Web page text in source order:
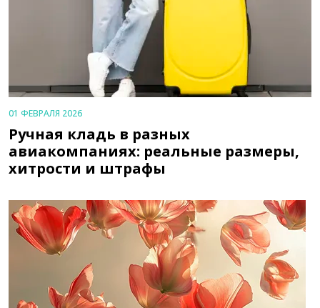
01 ФЕВРАЛЯ 2026
Ручная кладь в разных
авиакомпаниях: реальные размеры,
хитрости и штрафы